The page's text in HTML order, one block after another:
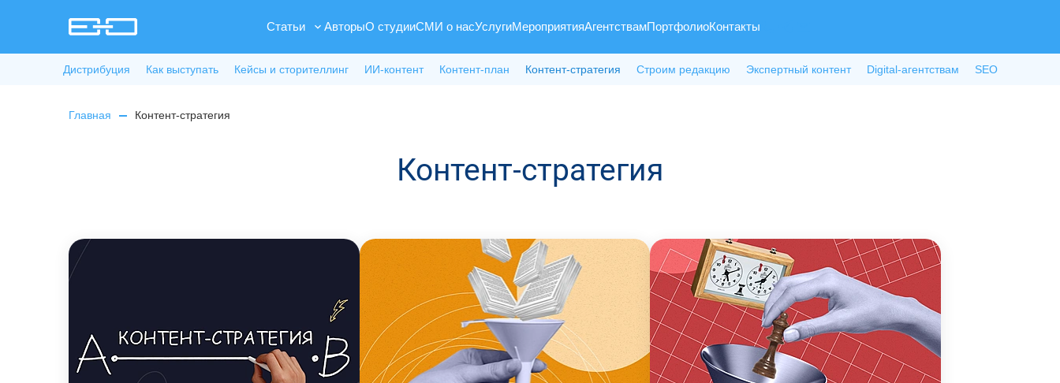
Статьи АвторыО студииСМИ о насУслугиМероприятияАгентствамПортфолиоКонтакты
Дистрибуция Как выступать Кейсы и сторителлинг ИИ-контент Контент-план Контент-стратегия Строим редакцию Экспертный контент Digital-агентствам SEO
Главная Контент-стратегия
Контент-стратегия